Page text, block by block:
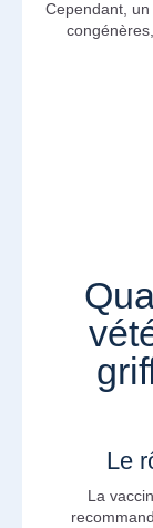
Cependant,
Le
La